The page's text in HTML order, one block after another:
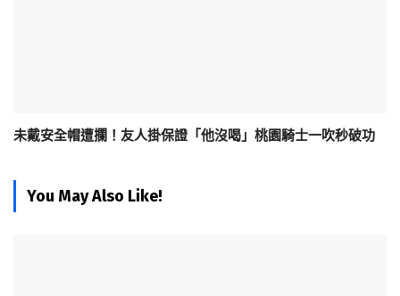
未戴安全帽遭攔！友人掛保證「他沒喝」桃園騎士一吹秒破功
You May Also Like!